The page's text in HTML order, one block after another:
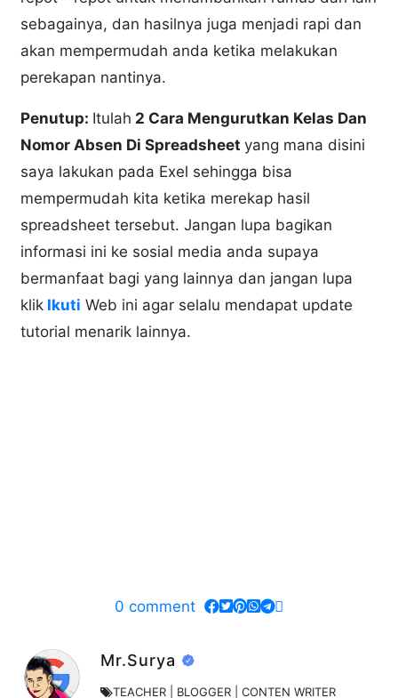
sebagainya, dan hasilnya juga menjadi rapi dan
akan mempermudah anda ketika melakukan
perekapan nantinya.
Penutup: Itulah 2 Cara Mengurutkan Kelas Dan
Nomor Absen Di Spreadsheetyang mana disini
saya lakukan pada Exel sehingga bisa
mempermudah kita ketika merekap hasil
spreadsheet tersebut. Jangan lupa bagikan
informasi ini ke sosial media anda supaya
bermanfaat bagi yang lainnya dan jangan lupa
klik Ikuti Web ini agar selalu mendapat update
tutorial menarik lainnya.
0 comment
Mr.Surya
TEACHER | BLOGGER | CONTEN WRITER